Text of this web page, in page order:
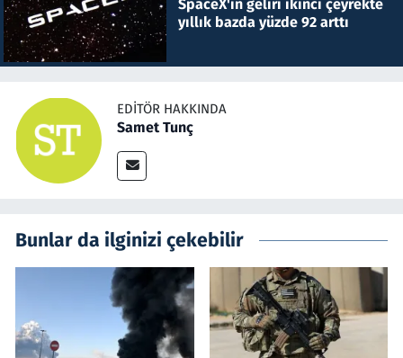
SpaceX'in geliri ikinci çeyrekte
yıllık bazda yüzde 92 arttı
EDITÖR HAKKINDA
Samet Tunç
Bunlar da ilginizi çekebilir